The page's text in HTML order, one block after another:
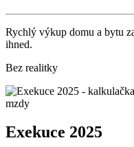
Rychlý výkup domu a bytu
ihned.
Bez realitky
Exekuce 2025